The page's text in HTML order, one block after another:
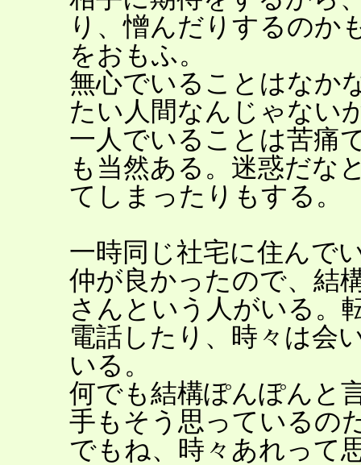
り、憎んだりするのか
をおもふ。
無心でいることはなか
たい人間なんじゃない
一人でいることは苦痛
も当然ある。迷惑だな
てしまったりもする。
一時同じ社宅に住んで
仲が良かったので、結
さんという人がいる。
電話したり、時々は会
いる。
何でも結構ぽんぽんと
手もそう思っているの
でもね、時々あれって